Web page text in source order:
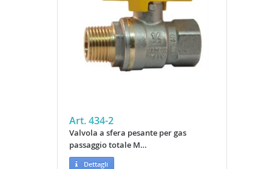
Art. 434-2
Valvola a sfera pesante per gas
passaggio totale M…
Dettagli